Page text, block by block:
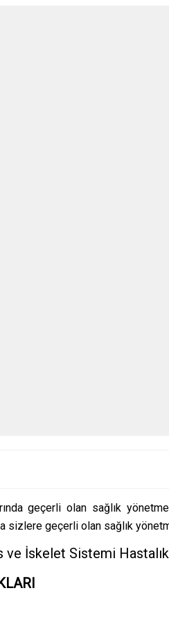
geçerli olan sağlık
sizlere geçerli olan sağlık
İskelet Sistemi